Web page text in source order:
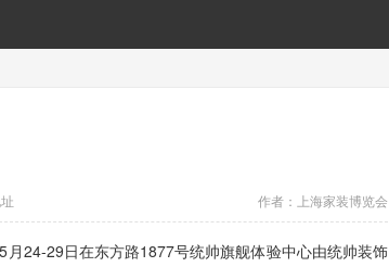
作者： 上海家装博览会
月24-29日在东方路1877号统帅旗舰体验中心由统帅装饰